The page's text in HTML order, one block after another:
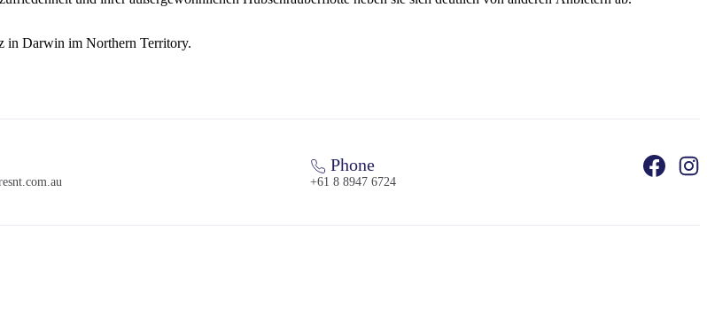
in Darwin im Northern Territory.
Phone
+61 8 8947 6724